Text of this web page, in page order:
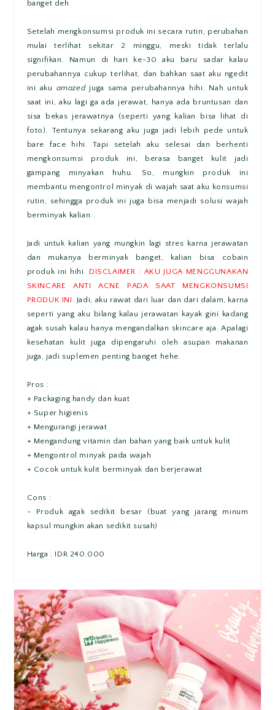
banget deh
Setelah mengkonsumsi produk ini secara rutin, perubahan
mulai terlihat sekitar 2 minggu, meski tidak terlalu
signifikan. Namun di hari ke-30 aku baru sadar kalau
perubahannya cukup terlihat, dan bahkan saat aku ngedit
ini aku amazedjuga sama perubahannya hihi. Nah untuk
saat ini, aku lagi ga ada jerawat, hanya ada bruntusan dan
sisa bekas jerawatnya (seperti yang kalian bisa lihat di
foto). Tentunya sekarang aku juga jadi lebih pede untuk
bare face hihi. Tapi setelah aku selesai dan berhenti
mengkonsumsi produk ini, berasa banget kulit jadi
gampang minyakan huhu. So, mungkin produk ini
membantu mengontrol minyak di wajah saat aku konsumsi
rutin, sehingga produk ini juga bisa menjadi solusi wajah
berminyak kalian.
Jadi untuk kalian yang mungkin lagi stres karna jerawatan
dan mukanya berminyak banget, kalian bisa cobain
produk ini hihi. DISCLAIMER : AKU JUGA MENGGUNAKAN
SKINCARE ANTI ACNE PADA SAAT MENGKONSUMSI
PRODUK INI . Jadi, aku rawat dari luar dan dari dalam, karna
seperti yang aku bilang kalau jerawatan kayak gini kadang
agak susah kalau hanya mengandalkan skincare aja. Apalagi
kesehatan kulit juga dipengaruhi oleh asupan makanan
juga, jadi suplemen penting banget hehe.
Pros :
+ Packaging handy dan kuat
+ Super higienis
+ Mengurangi jerawat
+ Mengandung vitamin dan bahan yang baik untuk kulit
+ Mengontrol minyak pada wajah
+ Cocok untuk kulit berminyak dan berjerawat
Cons :
- Produk agak sedikit besar (buat yang jarang minum
kapsul mungkin akan sedikit susah)
Harga : IDR 240.000